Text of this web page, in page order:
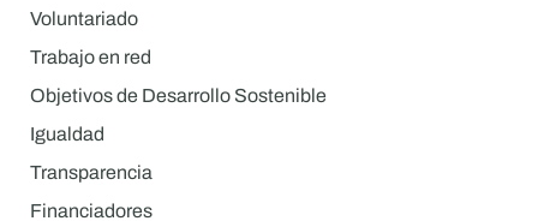
Voluntariado
Trabajo en red
Objetivos de Desarrollo Sostenible
Igualdad
Transparencia
Financiadores